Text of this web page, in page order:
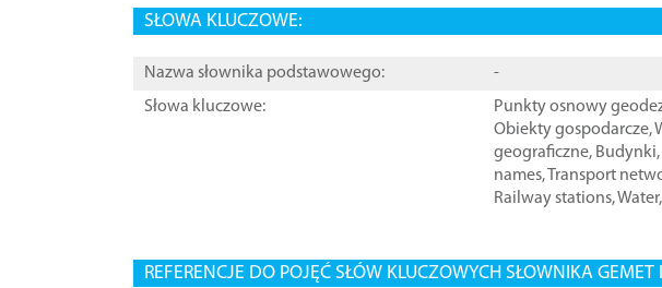
SŁOWA KLUCZOWE:
Nazwa słownika podstawowego:
-
Słowa kluczowe:
Punkty osnowy
Obiekty gospodarcze,
geograficzne, Budynki,
names,Transport
Railway stations,Water,
REFERENCJE DO POJĘĆ SŁÓW KLUCZOWYCH SŁOWNIKA GEMET